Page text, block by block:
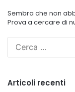
Sembra che non
Prova a cercare di
Articoli recenti